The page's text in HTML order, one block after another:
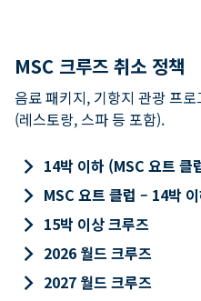
MSC 크루즈 취소 정책
음료 패키지, 기항지 관광 프
(레스토랑, 스파 등 포함).
keyboard_arrow_right 14박 이하 (MSC 요트 클
keyboard_arrow_right MSC 요트 클럽 – 14박
keyboard_arrow_right 15박 이상 크루즈
keyboard_arrow_right 2026 월드 크루즈
keyboard_arrow_right 2027 월드 크루즈